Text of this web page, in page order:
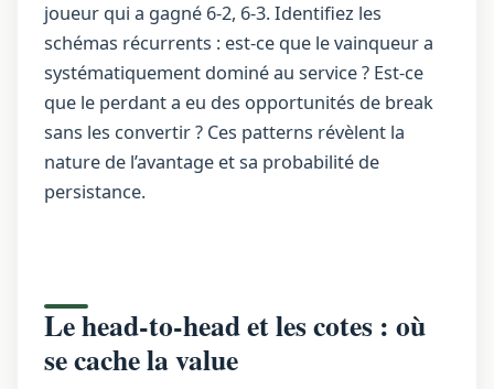
joueur qui a gagné 6-2, 6-3. Identifiez les
schémas récurrents : est-ce que le vainqueur a
systématiquement dominé au service ? Est-ce
que le perdant a eu des opportunités de break
sans les convertir ? Ces patterns révèlent la
nature de l’avantage et sa probabilité de
persistance.
Le head-to-head et les cotes : où
se cache la value